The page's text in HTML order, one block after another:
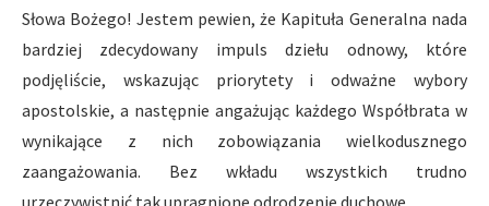
Słowa Bożego! Jestem pewien, że Kapituła Generalna nada
bardziej zdecydowany impuls dziełu odnowy, które
podjęliście, wskazując priorytety i odważne wybory
apostolskie, a następnie angażując każdego Współbrata w
wynikające z nich zobowiązania wielkodusznego
zaangażowania. Bez wkładu wszystkich trudno
urzeczywistnić tak upragnione odrodzenie duchowe.